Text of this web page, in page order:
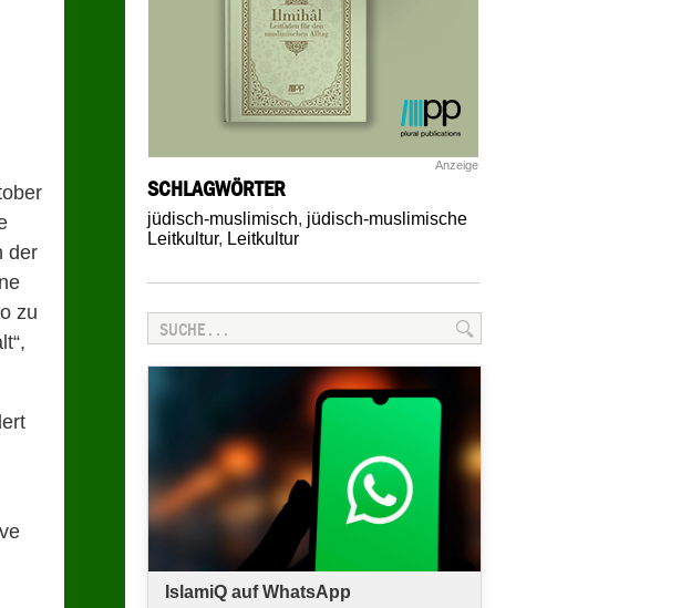
der
zu
Anzeige
SCHLAGWÖRTER
jüdisch-muslimisch, jüdisch-muslimische
Leitkultur, Leitkultur
IslamiQ auf WhatsApp